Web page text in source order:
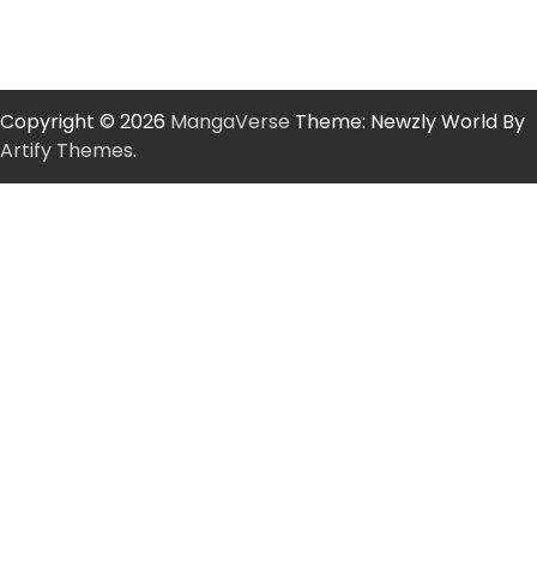
Copyright © 2026 MangaVerse Theme: Newzly World By
Artify Themes.